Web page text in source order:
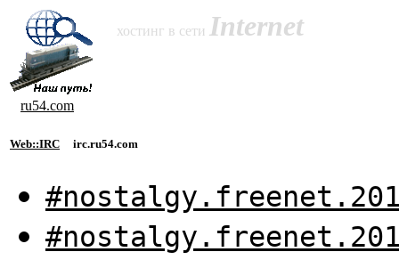
хостинг в сети Internet
ru54.com
Web::IRC irc.ru54.com